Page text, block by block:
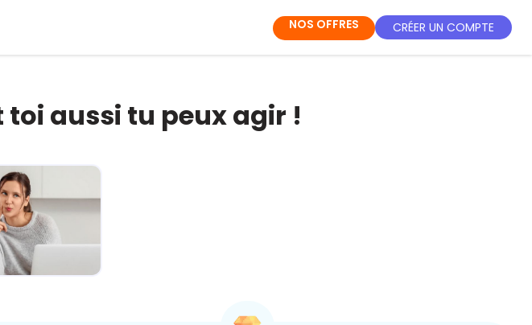
NOS OFFRES CRÉER UN COMPTE
toi aussi tu peux agir !